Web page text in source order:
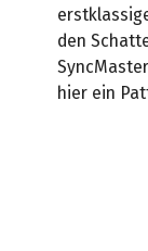
den
hier ein